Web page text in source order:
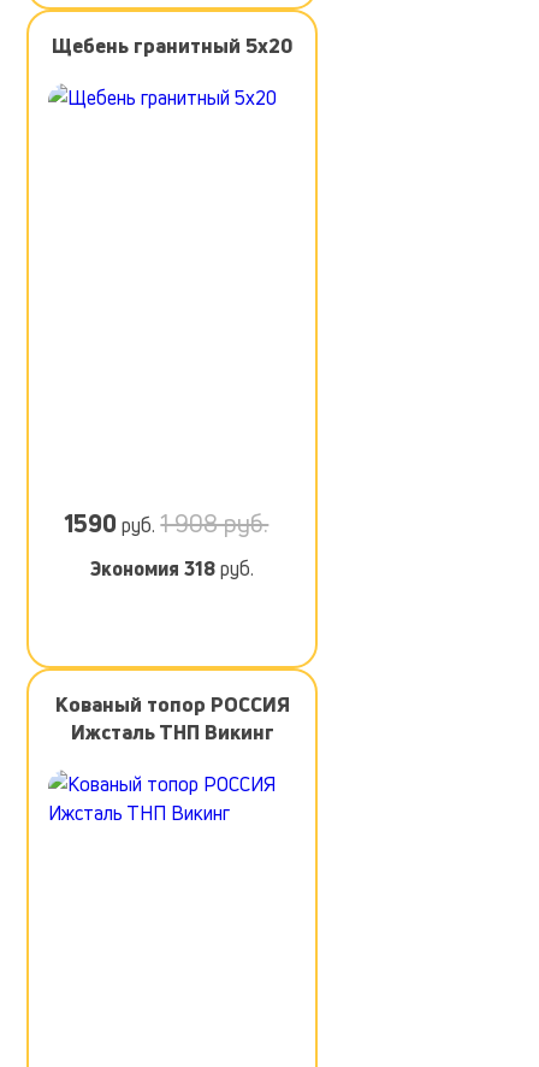
Щебень гранитный 5х20
1590 руб.1 908 руб.
Экономия 318руб.
Кованый топор РОССИЯ
Ижсталь ТНП Викинг